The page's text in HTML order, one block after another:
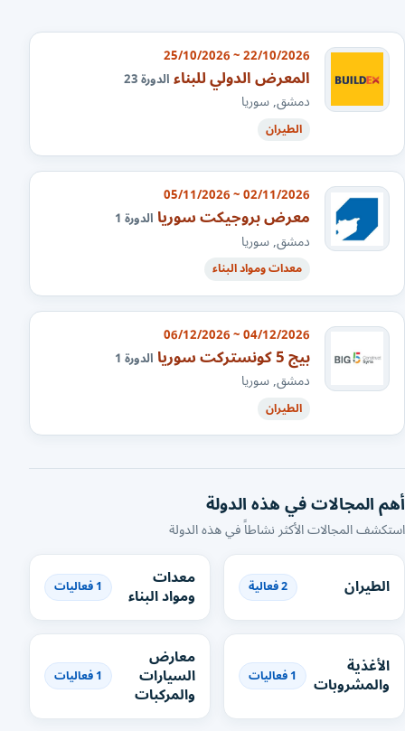
22/10/2026 ~ 25/10/2026
المعرض الدولي للبناءالدورة 23
دمشق, سوريا
الطيران
02/11/2026 ~ 05/11/2026
معرض بروجيكت سوريا الدورة 1
دمشق, سوريا
معدات ومواد البناء
04/12/2026 ~ 06/12/2026
بيج 5 كونستركت سوريا الدورة 1
دمشق, سوريا
الطيران
أهم المجالات في هذه الدولة
استكشف المجالات الأكثر نشاطاً في هذه الدولة
الطيران 2 فعالية معدات
ومواد البناء 1 فعاليات
الأغذية
والمشروبات 1 فعاليات
معارض
السيارات
والمركبات
1 فعاليات